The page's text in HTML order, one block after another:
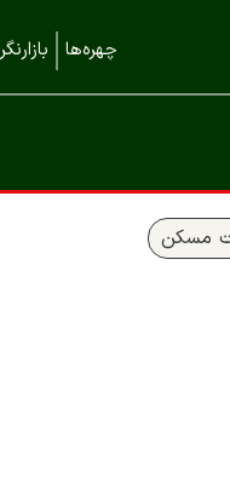
چهره‌ها بازارنگر
مسکن